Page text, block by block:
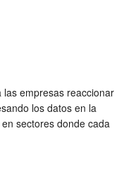
empresas reaccionar
los datos en la
en sectores donde cada